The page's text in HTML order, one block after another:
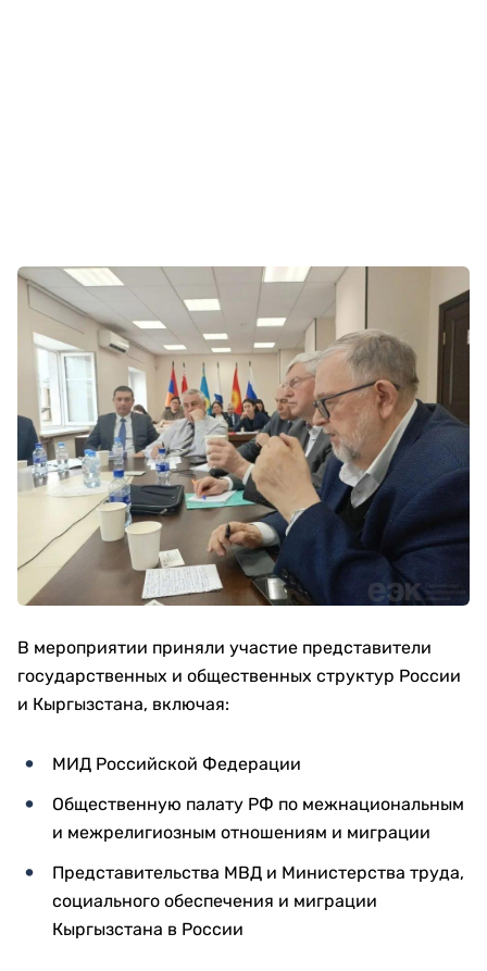
В мероприятии приняли участие представители
государственных и общественных структур России
и Кыргызстана, включая:
МИД Российской Федерации
Общественную палату РФ по межнациональным
и межрелигиозным отношениям и миграции
Представительства МВД и Министерства труда,
социального обеспечения и миграции
Кыргызстана в России